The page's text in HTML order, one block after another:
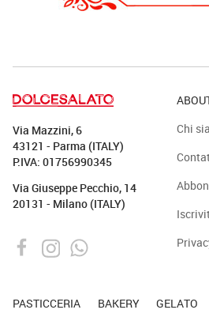
Via Mazzini, 6
43121 - Parma (ITALY)
P.IVA: 01756990345
Via Giuseppe Pecchio, 14
20131 - Milano (ITALY)
Chi
PASTICCERIA BAKERY GELATO